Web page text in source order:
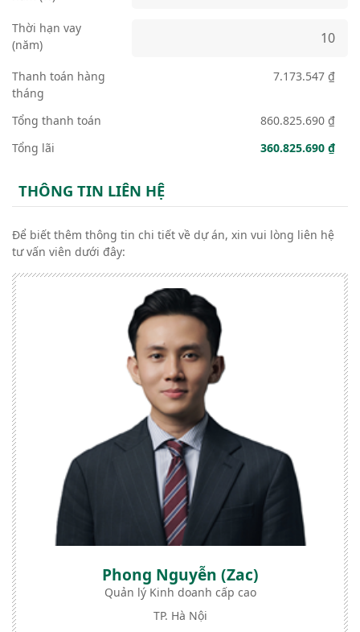
Thời hạn vay
(năm)
Thanh toán hàng
tháng
7.173.547 ₫
Tổng thanh toán
860.825.690 ₫
Tổng lãi
360.825.690 ₫
THÔNG TIN LIÊN HỆ
Để biết thêm thông tin chi tiết về dự án, xin vui lòng liên hệ
tư vấn viên dưới đây:
Phong Nguyễn (Zac)
Quản lý Kinh doanh cấp cao
TP. Hà Nội